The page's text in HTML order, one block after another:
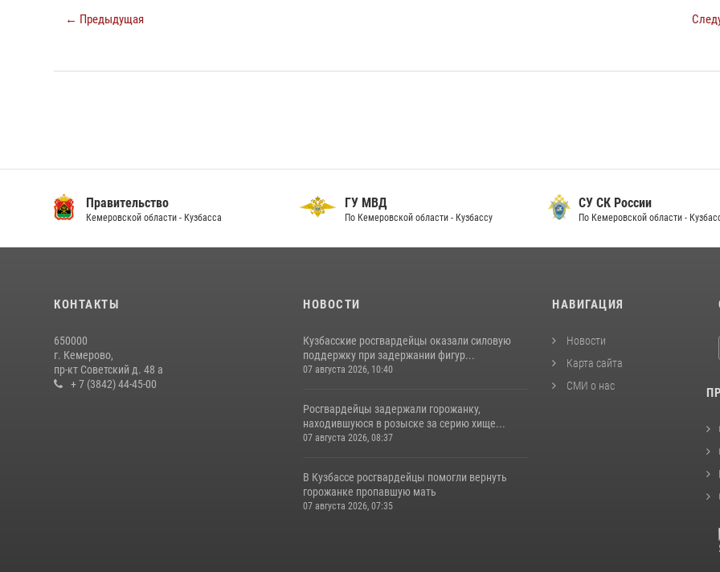
← Предыдущая
Правительство
Кемеровской области - Кузбасса
ГУ МВД
По Кемеровской области - Кузбассу
СУ СК России
По Кемеровской области -
КОНТАКТЫ
650000
г. Кемерово,
пр-кт Советский д. 48 а
+ 7 (3842) 44-45-00
НОВОСТИ
Кузбасские росгвардейцы оказали силовую
поддержку при задержании фигур...
07 августа 2026, 10:40
Росгвардейцы задержали горожанку,
находившуюся в розыске за серию хище...
07 августа 2026, 08:37
В Кузбассе росгвардейцы помогли вернуть
горожанке пропавшую мать
07 августа 2026, 07:35
НАВИГАЦИЯ
Новости
Карта сайта
СМИ о нас